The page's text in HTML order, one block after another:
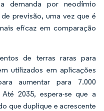
demanda por neodímio
previsão, uma vez que é
eficaz em comparação
de terras raras para
utilizados em aplicações
aumentar para 7.000
2035, espera-se que a
que duplique e acrescente